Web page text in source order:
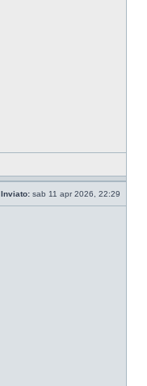
Inviato: sab 11 apr 2026, 22:29